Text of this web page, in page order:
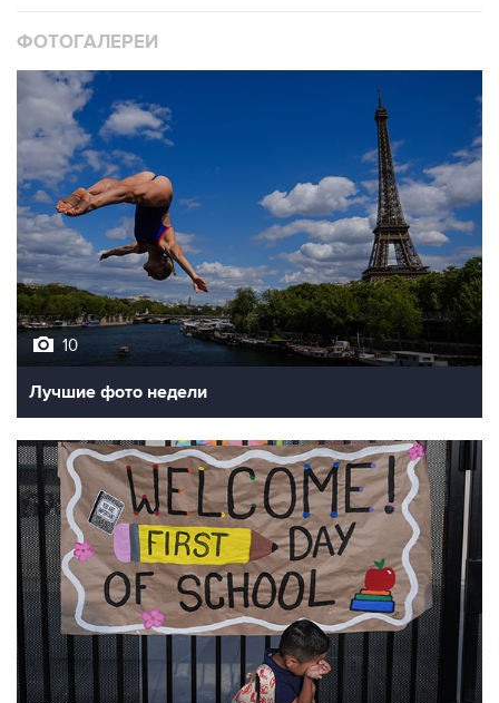
ФОТОГАЛЕРЕИ
10
Лучшие фото недели